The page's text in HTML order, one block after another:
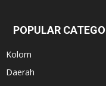
POPULAR
Kolom
Daerah